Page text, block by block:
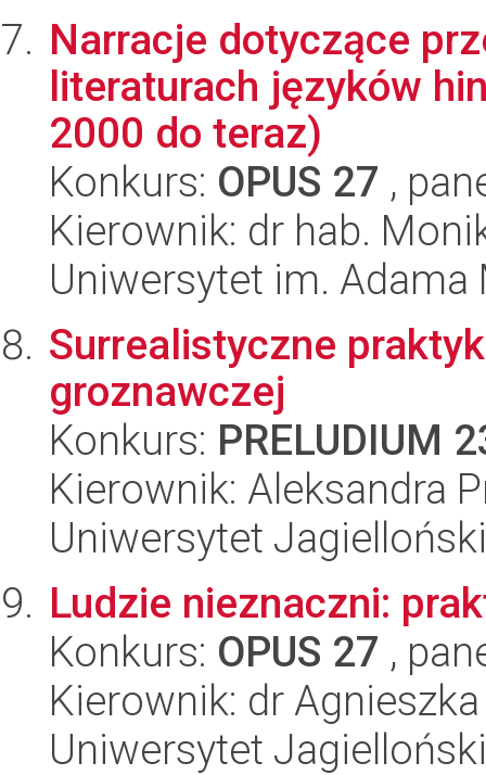
Narracje dotyczące
literaturach języków
2000 do teraz)
Konkurs: OPUS 27 ,
Kierownik: dr hab.
Uniwersytet im.
Surrealistyczne
groznawczej
Konkurs: PRELUDIUM
Kierownik: Aleksandra
Uniwersytet Jagielloński
Ludzie nieznaczni:
Konkurs: OPUS 27 ,
Kierownik: dr
Uniwersytet Jagielloński